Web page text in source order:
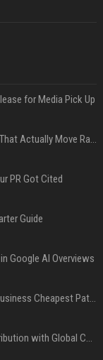
for Media Pick Up
Press Release SEO: 14 Optimizations That Actually Move Rankings
PR Got Cited
Guide
Google AI Overviews
Press Release Distribution for Small Business Cheapest Path to Real Coverage
Affordable Crypto Press Release Distribution with Global Coverage